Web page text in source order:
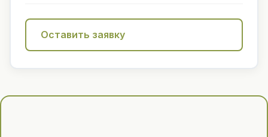
Оставить заявку